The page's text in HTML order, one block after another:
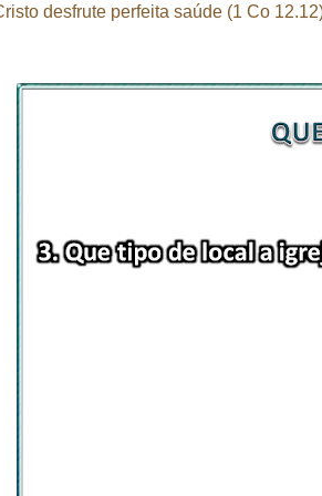
desfrute perfeita saúde (1 Co